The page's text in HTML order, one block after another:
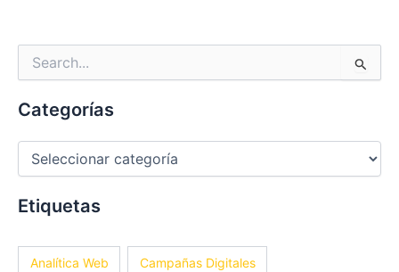
Buscar
por:
Categorías
Etiquetas
Analítica Web Campañas Digitales